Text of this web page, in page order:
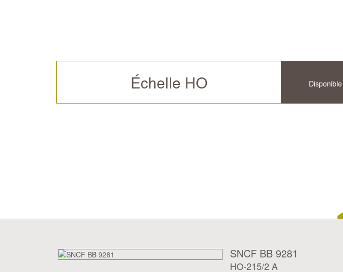
Échelle HO Disponible
SNCF BB 9281
HO-215/2 A